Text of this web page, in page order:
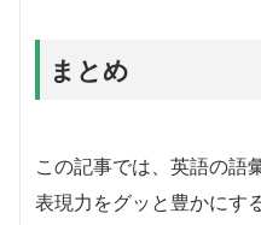
まとめ
この記事では、英語の語
表現力をグッと豊かにす